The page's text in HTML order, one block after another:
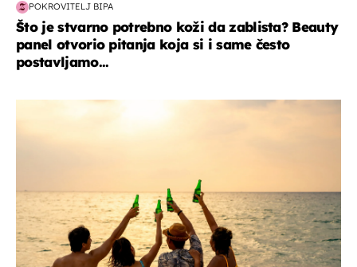
POKROVITELJ BIPA
Što je stvarno potrebno koži da zablista? Beauty
panel otvorio pitanja koja si i same često
postavljamo...